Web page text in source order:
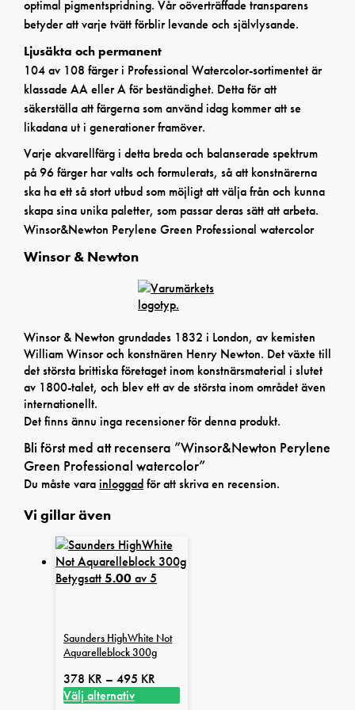
optimal pigmentspridning. Vår oöverträffade transparens
betyder att varje tvätt förblir levande och självlysande.
Ljusäkta och permanent
104 av 108 färger i Professional Watercolor-sortimentet är
klassade AA eller A för beständighet. Detta för att
säkerställa att färgerna som använd idag kommer att se
likadana ut i generationer framöver.
Varje akvarellfärg i detta breda och balanserade spektrum
på 96 färger har valts och formulerats, så att konstnärerna
ska ha ett så stort utbud som möjligt att välja från och kunna
skapa sina unika paletter, som passar deras sätt att arbeta.
Winsor&Newton Perylene Green Professional watercolor
Winsor & Newton
Winsor & Newton grundades 1832 i London, av kemisten
William Winsor och konstnären Henry Newton. Det växte till
det största brittiska företaget inom konstnärsmaterial i slutet
av 1800-talet, och blev ett av de största inom området även
internationellt.
Det finns ännu inga recensioner för denna produkt.
Bli först med att recensera ”Winsor&Newton Perylene
Green Professional watercolor”
Du måste varainloggadför att skriva en recension.
Vi gillar även
Betygsatt5.00av 5
Saunders HighWhite Not
Aquarelleblock 300g
378 KR – 495 KR
Välj alternativ